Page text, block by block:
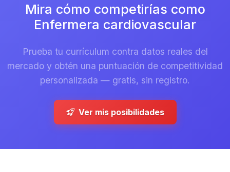
Mira cómo competirías como
Enfermera cardiovascular
Prueba tu currículum contra datos reales del
mercado y obtén una puntuación de competitividad
personalizada — gratis, sin registro.
Ver mis posibilidades